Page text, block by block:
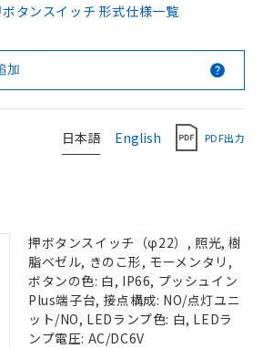
タンスイッチ 形式仕様一覧
加
日本語 English PDF出力
押ボタンスイッチ（φ22）, 照光, 樹
脂ベゼル, きのこ形, モーメンタリ,
ボタンの色: 白, IP66, プッシュイン
Plus端子台, 接点構成: NO/点灯ユニ
ット/NO, LEDランプ色: 白, LEDラ
ンプ電圧: AC/DC6V